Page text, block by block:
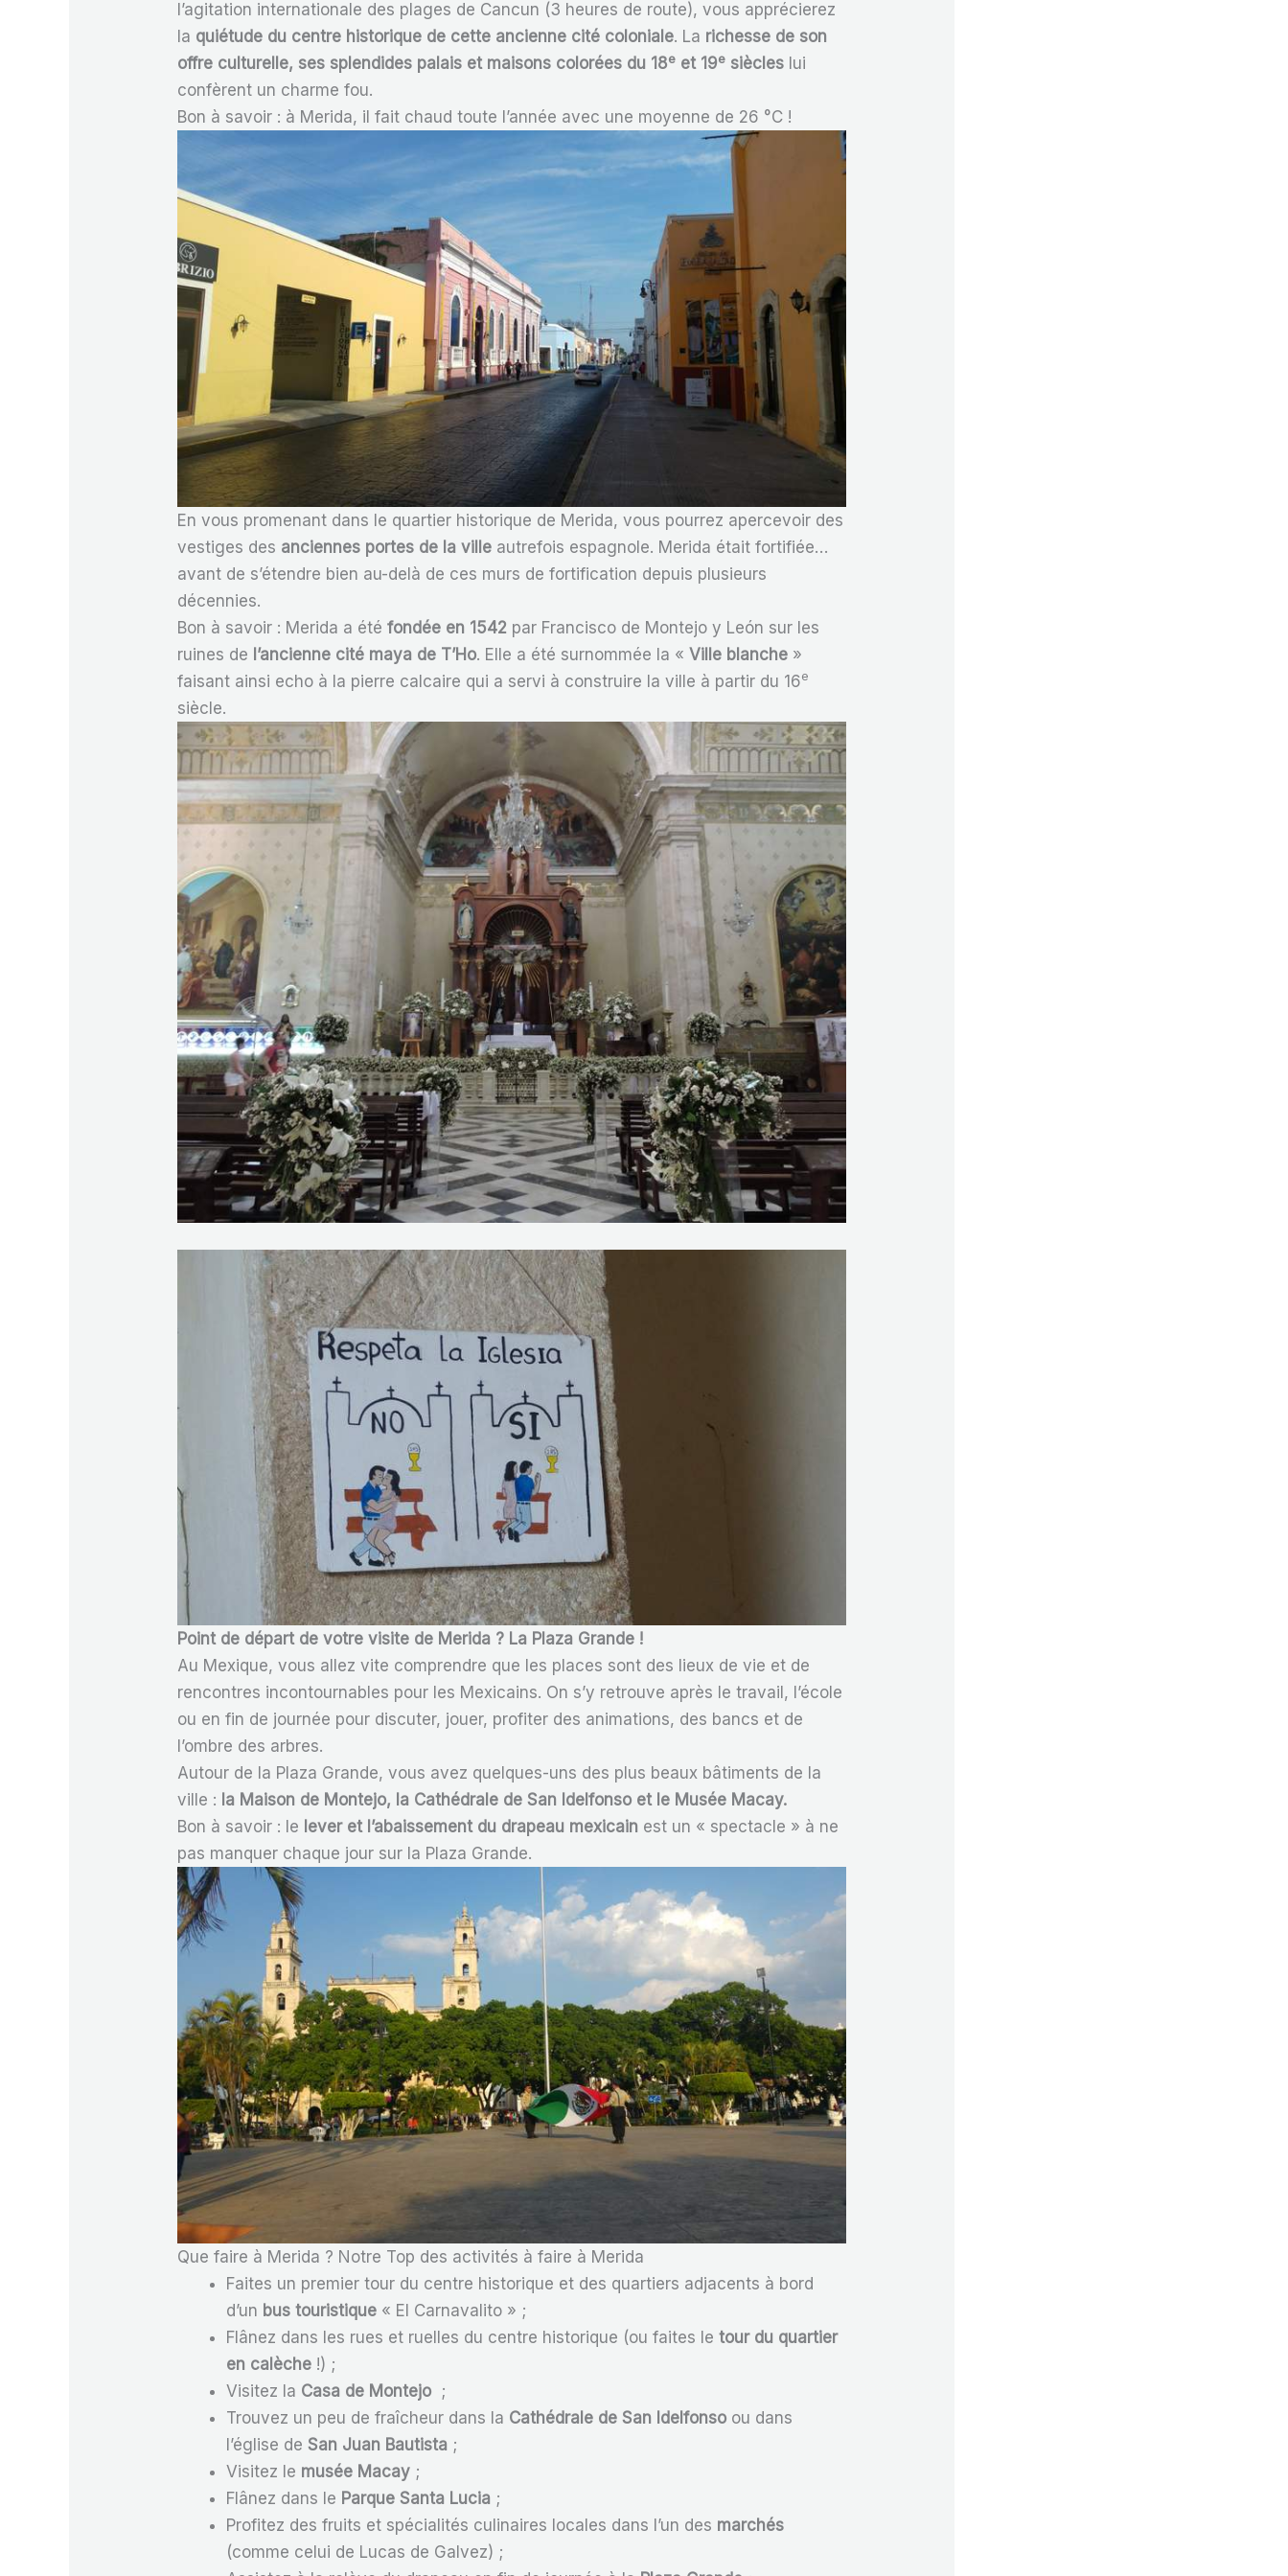
l’agitation internationale des plages de Cancun (3 heures de route), vous apprécierez
la quiétude du centre historique de cette ancienne cité coloniale. La richesse de son
offre culturelle, ses splendides palais et maisons colorées du 18e et 19e siècles lui
confèrent un charme fou.
Bon à savoir : à Merida, il fait chaud toute l’année avec une moyenne de 26 °C !
En vous promenant dans le quartier historique de Merida, vous pourrez apercevoir des
vestiges des anciennes portes de la ville autrefois espagnole. Merida était fortifiée…
avant de s’étendre bien au-delà de ces murs de fortification depuis plusieurs
décennies.
Bon à savoir : Merida a été fondée en 1542 par Francisco de Montejo y León sur les
ruines de l’ancienne cité maya de T’Ho. Elle a été surnommée la «Ville blanche »
faisant ainsi echo à la pierre calcaire qui a servi à construire la ville à partir du 16e
siècle.
Point de départ de votre visite de Merida ? La Plaza Grande !
Au Mexique, vous allez vite comprendre que les places sont des lieux de vie et de
rencontres incontournables pour les Mexicains. On s’y retrouve après le travail, l’école
ou en fin de journée pour discuter, jouer, profiter des animations, des bancs et de
l’ombre des arbres.
Autour de la Plaza Grande, vous avez quelques-uns des plus beaux bâtiments de la
ville : la Maison de Montejo, la Cathédrale de San Idelfonso et le Musée Macay.
Bon à savoir : le lever et l’abaissement du drapeau mexicain est un « spectacle » à ne
pas manquer chaque jour sur la Plaza Grande.
Que faire à Merida ? Notre Top des activités à faire à Merida
Faites un premier tour du centre historique et des quartiers adjacents à bord
d’un bus touristique « El Carnavalito » ;
Flânez dans les rues et ruelles du centre historique (ou faites le tour du quartier
en calèche !) ;
Visitez la Casa de Montejo ;
Trouvez un peu de fraîcheur dans la Cathédrale de San Idelfonso ou dans
l’église deSan Juan Bautista ;
Visitez le musée Macay ;
Flânez dans le Parque Santa Lucia ;
Profitez des fruits et spécialités culinaires locales dans l’un des marchés
(comme celui de Lucas de Galvez) ;